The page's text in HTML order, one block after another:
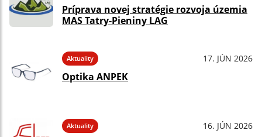
Príprava novej stratégie rozvoja územia
MAS Tatry-Pieniny LAG
Aktuality 17. JÚN 2026
Optika ANPEK
Aktuality 16. JÚN 2026